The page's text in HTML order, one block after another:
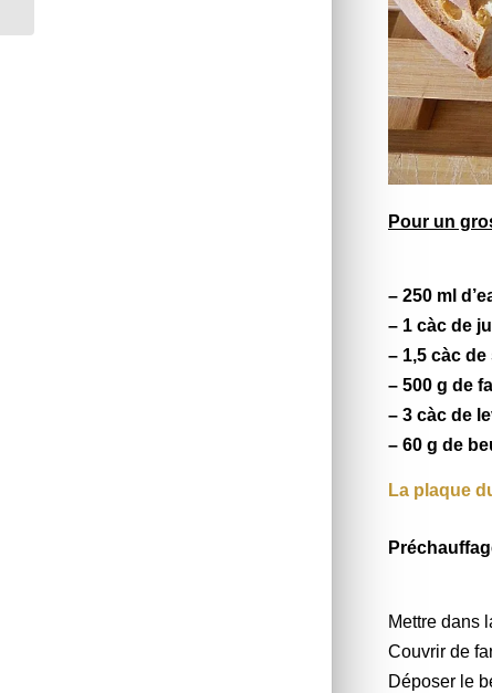
Pour un
– 250 ml
– 1 càc de
– 1,5 càc de
– 500 g de
– 3 càc de
– 60 g de
La plaque
Mettre dans
Couvrir de
Déposer le